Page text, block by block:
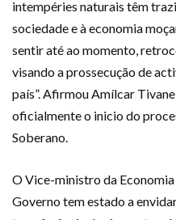
intempéries naturais têm
sociedade e à economia
sentir até ao momento,
visando a prossecução de
país”. Afirmou Amílcar
oficialmente o inicio do
Soberano.
O Vice-ministro da Economia
Governo tem estado a